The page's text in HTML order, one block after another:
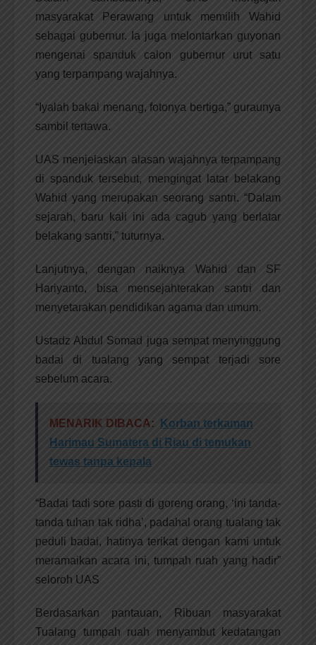
masyarakat Perawang untuk memilih Wahid
sebagai gubernur. Ia juga melontarkan guyonan
mengenai spanduk calon gubernur urut satu
yang terpampang wajahnya.
“Iyalah bakal menang, fotonya bertiga,” guraunya
sambil tertawa.
UAS menjelaskan alasan wajahnya terpampang
di spanduk tersebut, mengingat latar belakang
Wahid yang merupakan seorang santri. “Dalam
sejarah, baru kali ini ada cagub yang berlatar
belakang santri,” tuturnya.
Lanjutnya, dengan naiknya Wahid dan SF
Hariyanto, bisa mensejahterakan santri dan
menyetarakan pendidikan agama dan umum.
Ustadz Abdul Somad juga sempat menyinggung
badai di tualang yang sempat terjadi sore
sebelum acara.
MENARIK DIBACA:
Korban terkaman
Harimau Sumatera di Riau di temukan
tewas tanpa kepala
“Badai tadi sore pasti di goreng orang, ‘ini tanda-
tanda tuhan tak ridha’, padahal orang tualang tak
peduli badai, hatinya terikat dengan kami untuk
meramaikan acara ini, tumpah ruah yang hadir”
seloroh UAS
Berdasarkan pantauan, Ribuan masyarakat
Tualang tumpah ruah menyambut kedatangan